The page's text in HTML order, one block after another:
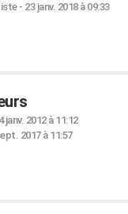
- 23 janv. 2018 à 09:33
janv. 2012 à 11:12
2017 à 11:57